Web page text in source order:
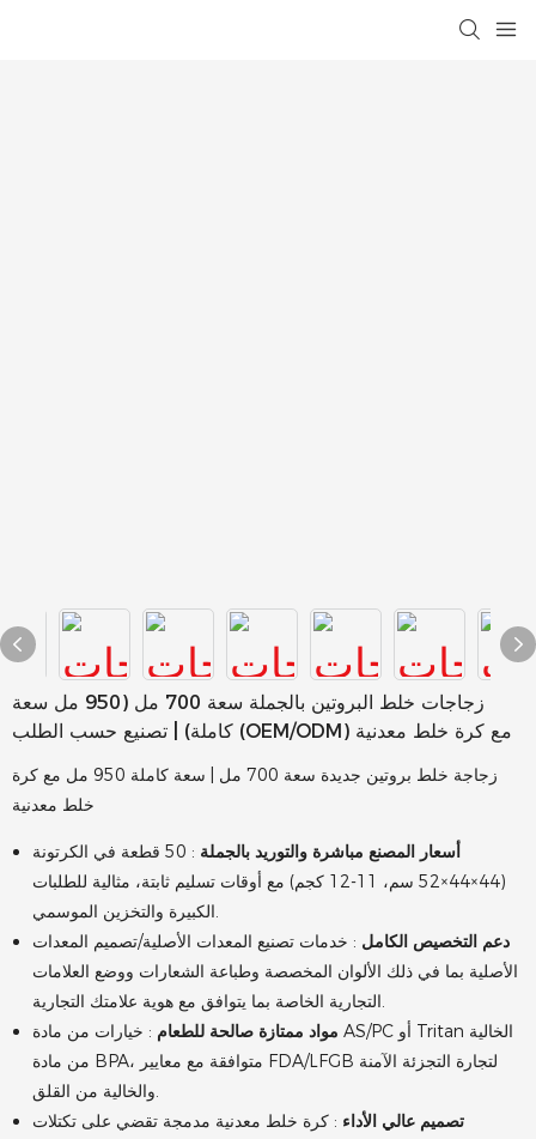
زجاجات خلط البروتين بالجملة سعة 700 مل (950 مل سعة
كاملة) | تصنيع حسب الطلب (OEM/ODM) مع كرة خلط معدنية
زجاجة خلط بروتين جديدة سعة 700 مل | سعة كاملة 950 مل مع كرة
خلط معدنية
أسعار المصنع مباشرة والتوريد بالجملة
: 50 قطعة في الكرتونة
(44×44×52 سم، 11-12 كجم) مع أوقات تسليم ثابتة، مثالية للطلبات
الكبيرة والتخزين الموسمي.
دعم التخصيص الكامل : خدمات تصنيع المعدات الأصلية/تصميم المعدات
الأصلية بما في ذلك الألوان المخصصة وطباعة الشعارات ووضع العلامات
التجارية الخاصة بما يتوافق مع هوية علامتك التجارية.
مواد ممتازة صالحة للطعام : خيارات من مادة AS/PC أو Tritan الخالية
من مادة BPA، متوافقة مع معايير FDA/LFGB لتجارة التجزئة الآمنة
والخالية من القلق.
تصميم عالي الأداء : كرة خلط معدنية مدمجة تقضي على تكتلات